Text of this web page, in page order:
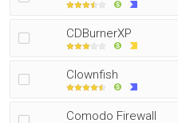
CDBurnerXP
Clownfish
Comodo Firewall